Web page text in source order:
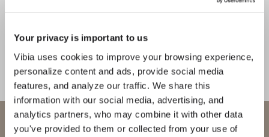
Your privacy is important to us
Vibia uses cookies to improve your browsing experience,
personalize content and ads, provide social media
features, and analyze our traffic. We share this
information with our social media, advertising, and
analytics partners, who may combine it with other data
you've provided to them or collected from your use of
VERVOLLSTÄNDIGEN SIE IHRE ATMOSPHÄRE
Flat
STEH UND TISCHLEUCHTEN
Dots
WANDLEUCHTEN
Willkommen bei Vibia